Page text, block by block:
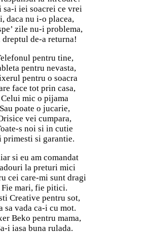
sa-i iei soacrei ce vrei
daca nu i-o placea,
zile nu-i problema,
dreptul de-a returna!
pentru tine,
pentru nevasta,
pentru o soacra
face tot prin casa,
Celui mic o pijama
Sau poate o jucarie,
vei cumpara,
s noi si in cutie
primesti si garantie.
si eu am comandat
la preturi mici
cei care-mi sunt dragi
Fie mari, fie pitici.
Creative pentru sot,
sa vada ca-i cu mot.
Beko pentru mama,
i iasa buna rulada.